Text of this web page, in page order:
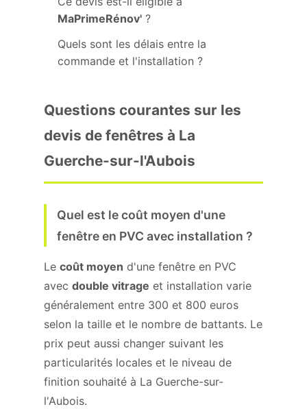
MaPrimeRénov' ?
Quels sont les délais entre la
commande et l'installation ?
Questions courantes sur les
devis de fenêtres à La
Guerche-sur-l'Aubois
Quel est le coût moyen d'une
fenêtre en PVC avec installation ?
Le coût moyen d'une fenêtre en PVC
avec double vitrage et installation varie
généralement entre 300 et 800 euros
selon la taille et le nombre de battants. Le
prix peut aussi changer suivant les
particularités locales et le niveau de
finition souhaité à La Guerche-sur-
l'Aubois.